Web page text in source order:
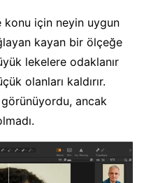
konu için neyin uygun
kayan bir ölçeğe
lekelere odaklanır
olanları kaldırır.
ancak